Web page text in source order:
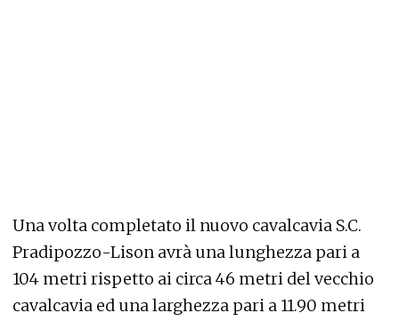
Una volta completato il nuovo cavalcavia S.C.
Pradipozzo-Lison avrà una lunghezza pari a
104 metri rispetto ai circa 46 metri del vecchio
cavalcavia ed una larghezza pari a 11.90 metri